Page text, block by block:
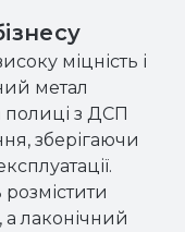
міцність і
метал
полиці з ДСП
зберігаючи
лаконічний